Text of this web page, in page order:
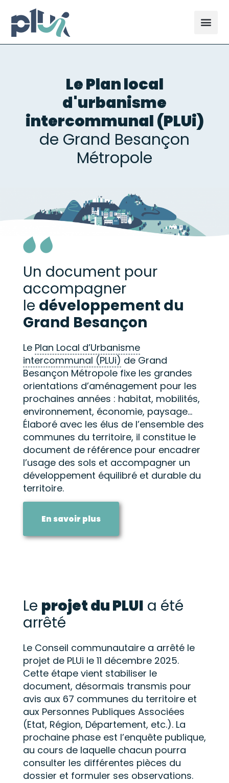
Le Plan local
d'urbanisme
intercommunal (PLUi)
de Grand Besançon
Métropole
Un document pour
accompagner
le développement du
Grand Besançon
Le Plan Local d’Urbanisme
intercommunal (PLUi) de Grand
Besançon Métropole fixe les grandes
orientations d’aménagement pour les
prochaines années : habitat, mobilités,
environnement, économie, paysage…
Élaboré avec les élus de l’ensemble des
communes du territoire, il constitue le
document de référence pour encadrer
l’usage des sols et accompagner un
développement équilibré et durable du
territoire.
En savoir plus
Le projet du PLUI a été
arrêté
Le Conseil communautaire a arrêté le
projet de PLUi le 11 décembre 2025.
Cette étape vient stabiliser le
document, désormais transmis pour
avis aux 67 communes du territoire et
aux Personnes Publiques Associées
(Etat, Région, Département, etc.). La
prochaine phase est l’enquête publique,
au cours de laquelle chacun pourra
consulter les différentes pièces du
dossier et formuler ses observations.